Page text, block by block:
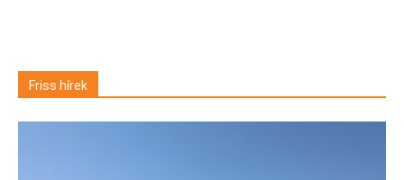
Friss hírek